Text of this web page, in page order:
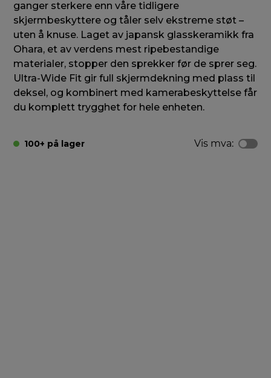
ganger sterkere enn våre tidligere
skjermbeskyttere og tåler selv ekstreme støt –
uten å knuse. Laget av japansk glasskeramikk fra
Ohara, et av verdens mest ripebestandige
materialer, stopper den sprekker før de sprer seg.
Ultra-Wide Fit gir full skjermdekning med plass til
deksel, og kombinert med kamerabeskyttelse får
du komplett trygghet for hele enheten.
100+ på lager Vis mva: